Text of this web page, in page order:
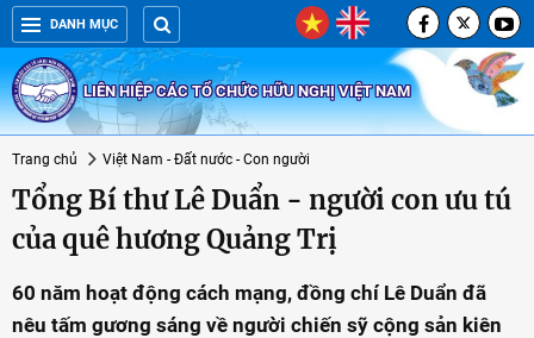
DANH MỤC
LIÊN HIỆP CÁC TỔ CHỨC HỮU NGHỊ VIỆT NAM
Trang chủ Việt Nam - Đất nước - Con người
Tổng Bí thư Lê Duẩn - người con ưu tú
của quê hương Quảng Trị
60 năm hoạt động cách mạng, đồng chí Lê Duẩn đã
nêu tấm gương sáng về người chiến sỹ cộng sản kiên